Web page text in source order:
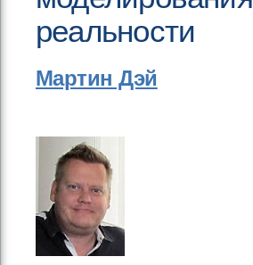
реальности
Мартин Дэй